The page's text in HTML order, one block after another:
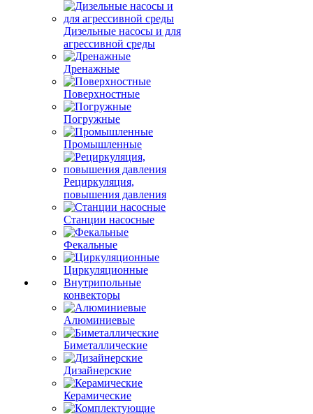
Дизельные насосы и для
агрессивной среды
Дренажные
Поверхностные
Погружные
Промышленные
Рециркуляция,
повышения давления
Станции насосные
Фекальные
Циркуляционные
Внутрипольные
конвекторы
Алюминиевые
Биметаллические
Дизайнерские
Керамические